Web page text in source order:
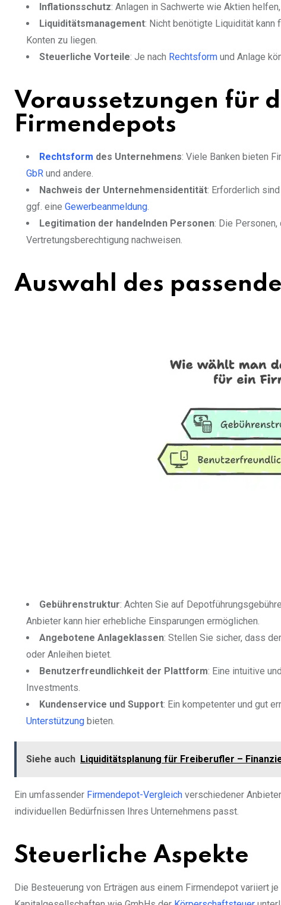
Inflationsschutz: Anlagen in Sachwerte wie Aktien
Liquiditätsmanagement: Nicht benötigte Liquidität kann
Konten zu liegen.
Steuerliche Vorteile: Je nach Rechtsform und Anlage
Voraussetzungen für
Firmendepots
Rechtsform des Unternehmens: Viele Banken bieten
GbR und andere.
Nachweis der Unternehmensidentität: Erforderlich
ggf. eine Gewerbeanmeldung
Legitimation der handelnden Personen: Die
Vertretungsberechtigung nachweisen.
Auswahl des
Gebührenstruktur: Achten Sie auf
Anbieter kann hier erhebliche Einsparungen ermöglichen.
Angebotene Anlageklassen: Stellen Sie sicher, dass
oder Anleihen bietet.
Benutzerfreundlichkeit der Plattform: Eine intuitive
Investments.
Kundenservice und Support: Ein kompetenter und gut
Unterstützung bieten.
Siehe auch Liquiditätsplanung für Freiberufler –
Ein umfassender Firmendepot-Vergleich verschiedener
individuellen Bedürfnissen Ihres Unternehmens passt.
Steuerliche Aspekte
Die Besteuerung von Erträgen aus einem Firmendepot variiert